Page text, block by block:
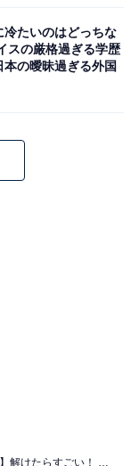
冷たいのはどっちな
スの厳格過ぎる学歴
本の曖昧過ぎる外国